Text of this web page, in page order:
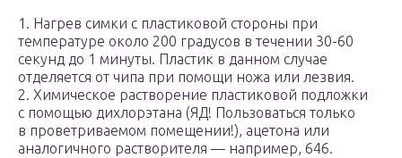
1. Нагрев симки с пластиковой стороны при
температуре около 200 градусов в течении 30-60
секунд до 1 минуты. Пластик в данном случае
отделяется от чипа при помощи ножа или лезвия.
2. Химическое растворение пластиковой подложки
с помощью дихлорэтана (ЯД! Пользоваться только
в проветриваемом помещении!), ацетона или
аналогичного растворителя — например, 646.